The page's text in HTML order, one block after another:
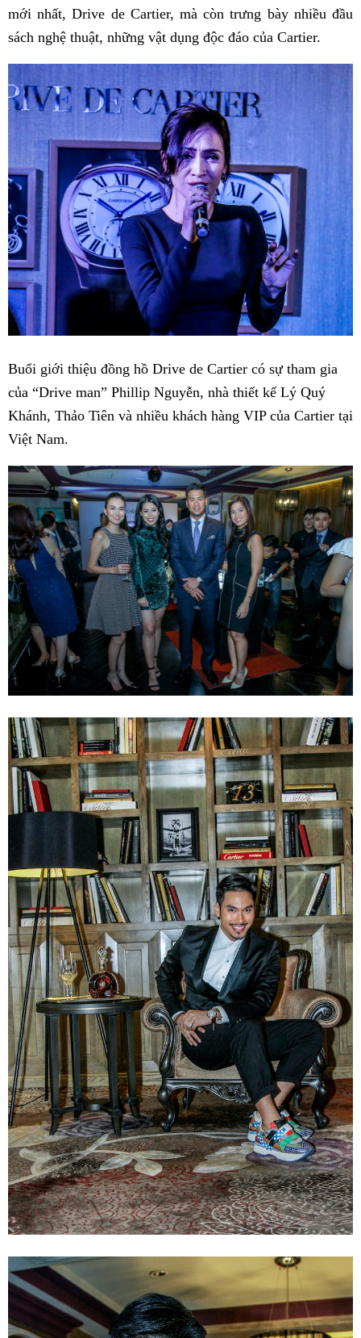
mới nhất, Drive de Cartier, mà còn trưng bày nhiều đầu
sách nghệ thuật, những vật dụng độc đáo của Cartier.
Buổi giới thiệu đồng hồ Drive de Cartier có sự tham gia
của “Drive man” Phillip Nguyễn, nhà thiết kế Lý Quý
Khánh, Thảo Tiên và nhiều khách hàng VIP của Cartier tại
Việt Nam.